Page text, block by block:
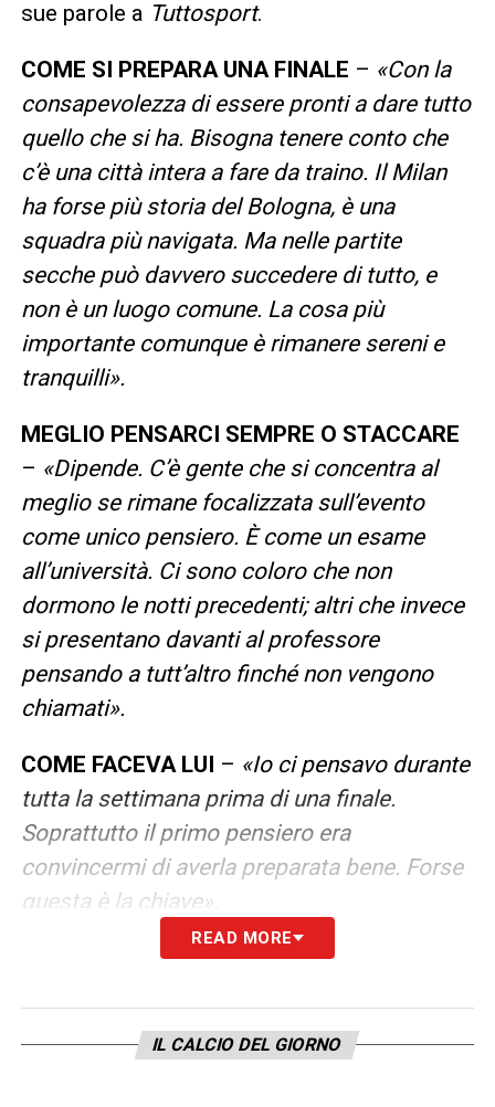
sue parole a Tuttosport.
COME SI PREPARA UNA FINALE – «Con la
consapevolezza di essere pronti a dare tutto
quello che si ha. Bisogna tenere conto che
c’è una città intera a fare da traino. Il Milan
ha forse più storia del Bologna, è una
squadra più navigata. Ma nelle partite
secche può davvero succedere di tutto, e
non è un luogo comune. La cosa più
importante comunque è rimanere sereni e
tranquilli».
MEGLIO PENSARCI SEMPRE O STACCARE
– «Dipende. C’è gente che si concentra al
meglio se rimane focalizzata sull’evento
come unico pensiero. È come un esame
all’università. Ci sono coloro che non
dormono le notti precedenti; altri che invece
si presentano davanti al professore
pensando a tutt’altro finché non vengono
chiamati».
COME FACEVA LUI – «Io ci pensavo durante
tutta la settimana prima di una finale.
Soprattutto il primo pensiero era
convincermi di averla preparata bene. Forse
questa è la chiave».
SULLA SCONFITTA IN CAMPIONATO DEL
sbaglio tutte, dico che è sempre meglio
affrontarne una per volta. E che vincerne due
READ MORE
IL CALCIO DEL GIORNO